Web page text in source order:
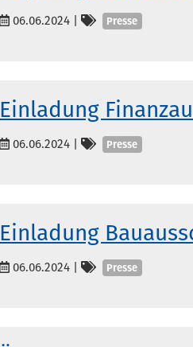
06.06.2024 | Kategorien
Presse
Einladung
06.06.2024 | Kategorien
Presse
Einladung
06.06.2024 | Kategorien
Presse